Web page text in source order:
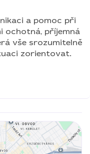
a pomoc při
ochotná, příjemná
vše srozumitelně
zorientovat.